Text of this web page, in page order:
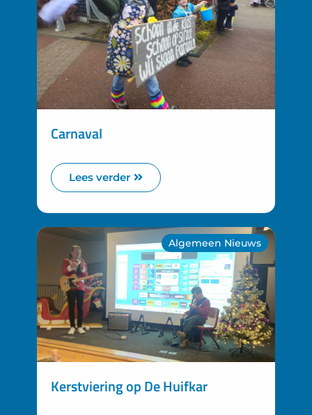
Carnaval
Lees verder
Algemeen Nieuws
Kerstviering op De Huifkar